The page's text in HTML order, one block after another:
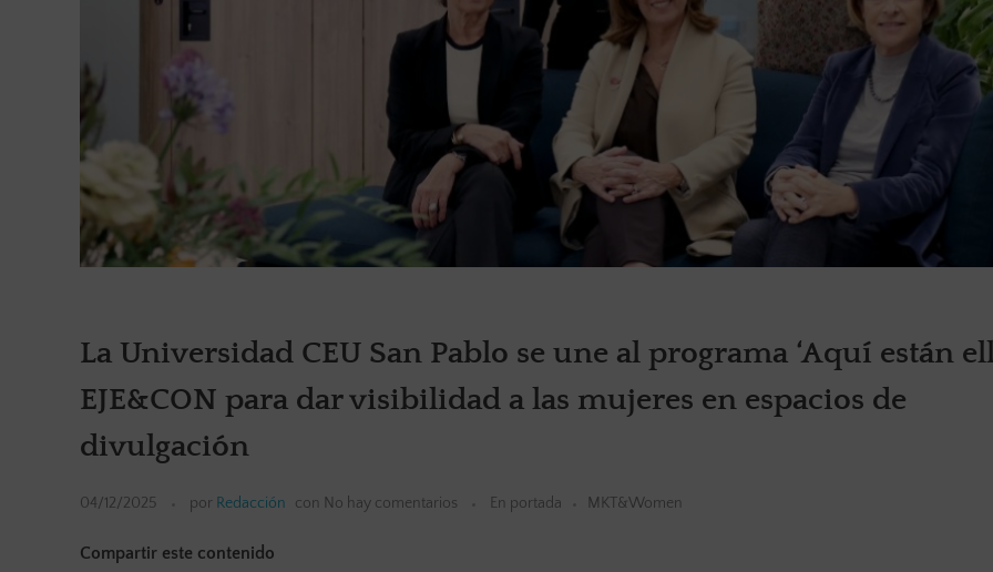
La Universidad CEU San Pablo se une al programa ‘Aquí están
EJE&CON para dar visibilidad a las mujeres en espacios de
divulgación
04/12/2025 por Redacción con No hay comentarios En portada MKT&Women
Compartir este contenido